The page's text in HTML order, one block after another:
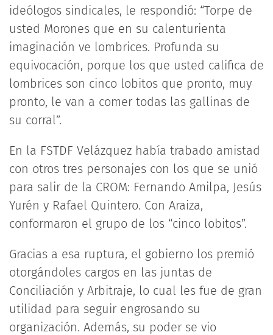
ideólogos sindicales, le respondió: “Torpe de
usted Morones que en su calenturienta
imaginación ve lombrices. Profunda su
equivocación, porque los que usted califica de
lombrices son cinco lobitos que pronto, muy
pronto, le van a comer todas las gallinas de
su corral”.
En la FSTDF Velázquez había trabado amistad
con otros tres personajes con los que se unió
para salir de la CROM: Fernando Amilpa, Jesús
Yurén y Rafael Quintero. Con Araiza,
conformaron el grupo de los “cinco lobitos”.
Gracias a esa ruptura, el gobierno los premió
otorgándoles cargos en las juntas de
Conciliación y Arbitraje, lo cual les fue de gran
utilidad para seguir engrosando su
organización. Además, su poder se vio